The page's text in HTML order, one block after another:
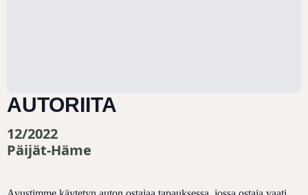
AUTORIITA
12/2022
Päijät-Häme